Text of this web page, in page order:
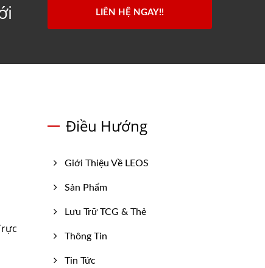
LIÊN HỆ NGAY!!
Điều Hướng
Giới Thiệu Về LEOS
Sản Phẩm
Lưu Trữ TCG & Thẻ
Thông Tin
Tin Tức